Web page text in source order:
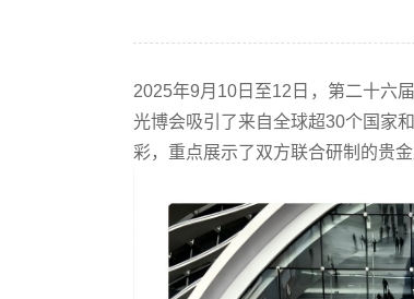
2025年9月10日至12日，第二十六
光博会吸引了来自全球超30个国家
彩，重点展示了双方联合研制的贵